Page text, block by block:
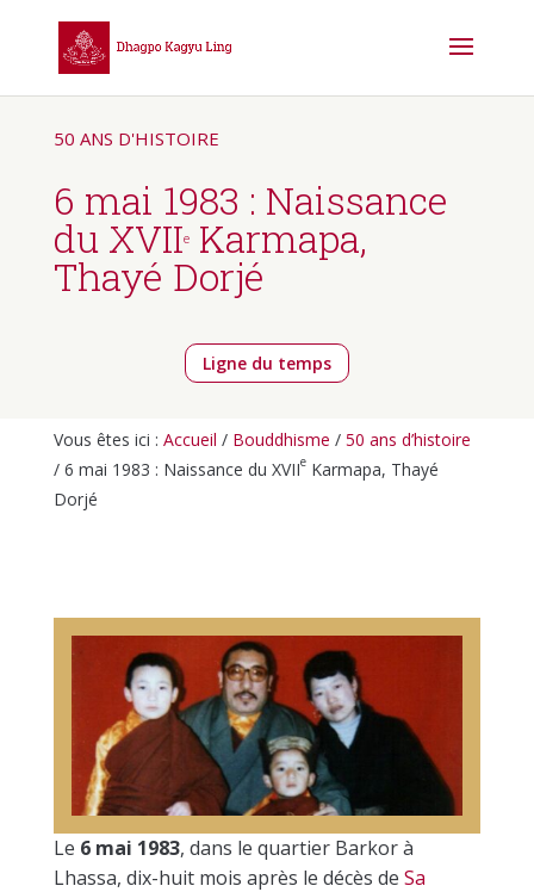
50 ANS D'HISTOIRE
6 mai 1983 : Naissance
du XVIIeKarmapa,
Thayé Dorjé
Ligne du temps
Vous êtes ici : Accueil / Bouddhisme / 50 ans d’histoire
/ 6 mai 1983 : Naissance du XVIIeKarmapa, Thayé
Dorjé
Le 6 mai 1983, dans le quartier Barkor à
Lhassa, dix-huit mois après le décès de Sa